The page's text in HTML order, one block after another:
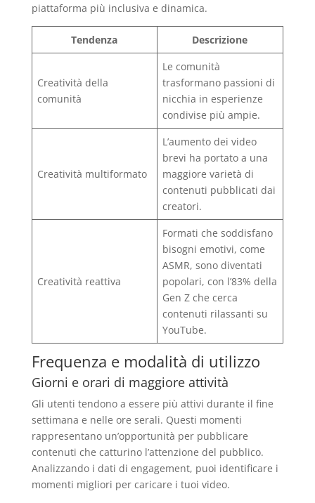
piattaforma più inclusiva e dinamica.
Tendenza Descrizione
Creatività della
comunità
Le comunità
trasformano passioni di
nicchia in esperienze
condivise più ampie.
Creatività multiformato
L’aumento dei video
brevi ha portato a una
maggiore varietà di
contenuti pubblicati dai
creatori.
Creatività reattiva
Formati che soddisfano
bisogni emotivi, come
ASMR, sono diventati
popolari, con l’83% della
Gen Z che cerca
contenuti rilassanti su
YouTube.
Frequenza e modalità di utilizzo
Giorni e orari di maggiore attività
Gli utenti tendono a essere più attivi durante il fine
settimana e nelle ore serali. Questi momenti
rappresentano un’opportunità per pubblicare
contenuti che catturino l’attenzione del pubblico.
Analizzando i dati di engagement, puoi identificare i
momenti migliori per caricare i tuoi video.